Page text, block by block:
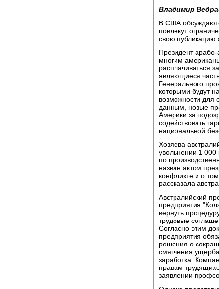
Владимир
В США
повлекут
свою публикацию
Президент арабо-
многим
расплачиваться
являющиеся
Генерального
которыми будут
возможности для
данным, новые
Америки за
содействовать
национальной
Хозяева
увольнении 1 000
по
назван актом
конфликте и о
рассказала
Австралийский
предприятия
вернуть
трудовые
Согласно этим
предприятия
решения о
смягчения
заработка.
правам
заявлении